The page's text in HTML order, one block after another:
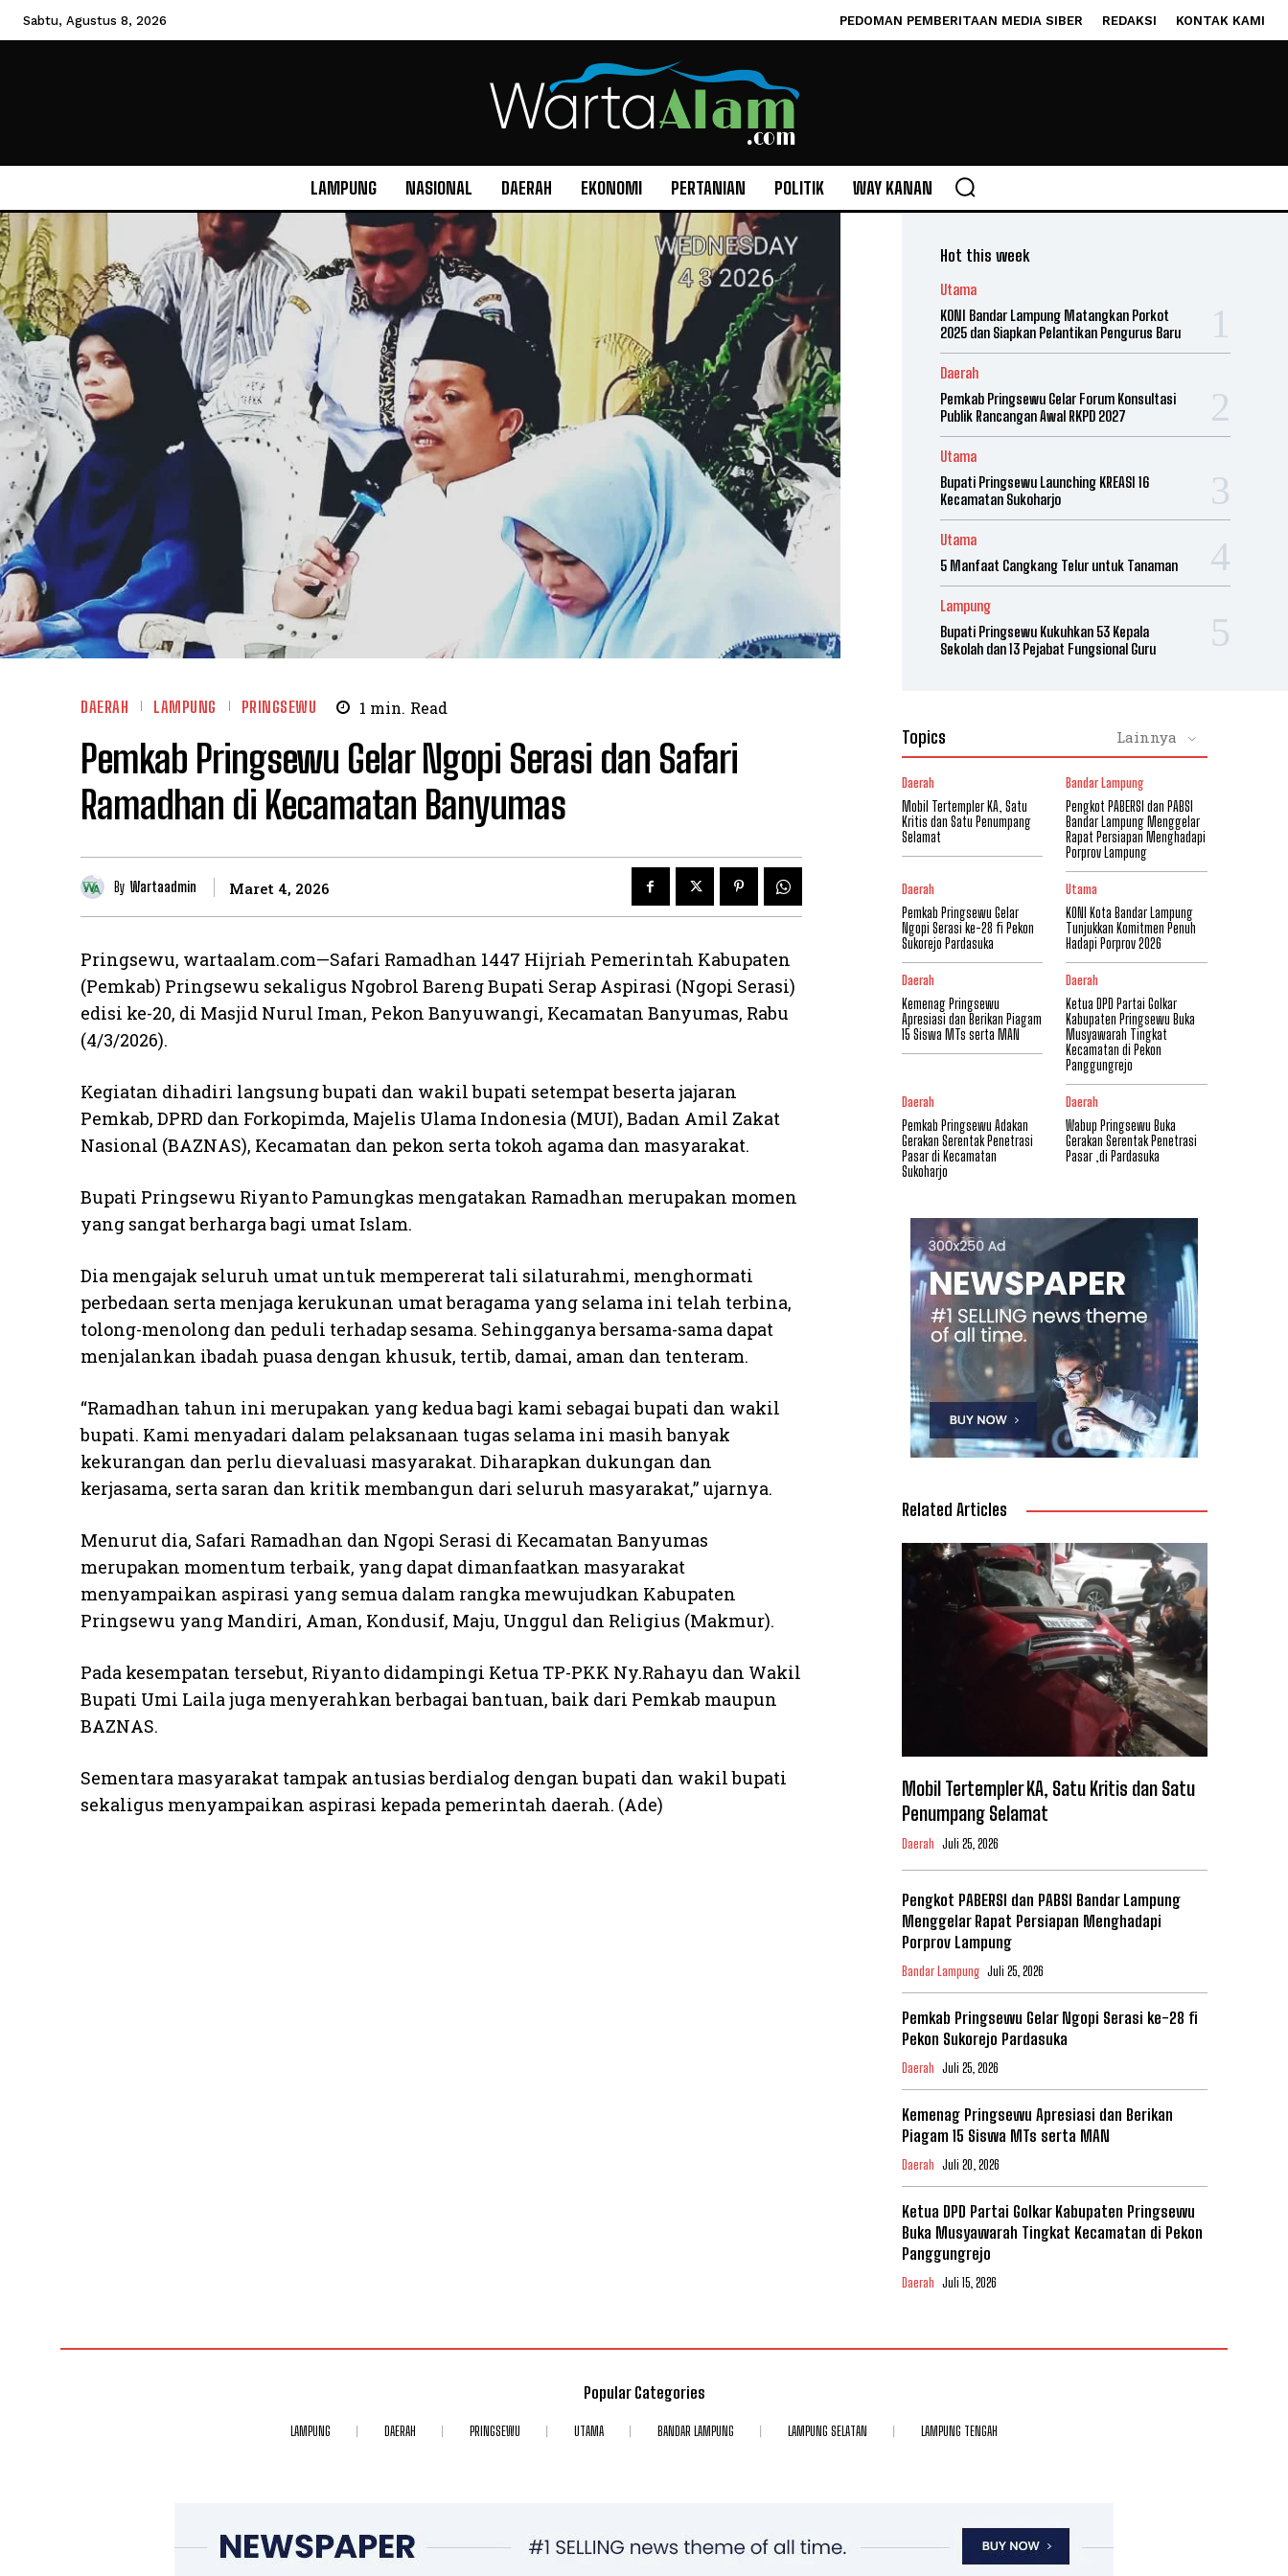
Sabtu, Agustus 8, 2026 PEDOMAN PEMBERITAAN MEDIA SIBER REDAKSI KONTAK KAMI
LAMPUNG NASIONAL DAERAH EKONOMI PERTANIAN POLITIK WAY KANAN
DAERAH LAMPUNG PRINGSEWU 1 min. Read
Pemkab Pringsewu Gelar Ngopi Serasi dan Safari
Ramadhan di Kecamatan Banyumas
By Wartaadmin Maret 4, 2026
Pringsewu, wartaalam.com—Safari Ramadhan 1447 Hijriah Pemerintah Kabupaten
(Pemkab) Pringsewu sekaligus Ngobrol Bareng Bupati Serap Aspirasi (Ngopi Serasi)
edisi ke-20, di Masjid Nurul Iman, Pekon Banyuwangi, Kecamatan Banyumas, Rabu
(4/3/2026).
Kegiatan dihadiri langsung bupati dan wakil bupati setempat beserta jajaran
Pemkab, DPRD dan Forkopimda, Majelis Ulama Indonesia (MUI), Badan Amil Zakat
Nasional (BAZNAS), Kecamatan dan pekon serta tokoh agama dan masyarakat.
Bupati Pringsewu Riyanto Pamungkas mengatakan Ramadhan merupakan momen
yang sangat berharga bagi umat Islam.
Dia mengajak seluruh umat untuk mempererat tali silaturahmi, menghormati
perbedaan serta menjaga kerukunan umat beragama yang selama ini telah terbina,
tolong-menolong dan peduli terhadap sesama. Sehingganya bersama-sama dapat
menjalankan ibadah puasa dengan khusuk, tertib, damai, aman dan tenteram.
“Ramadhan tahun ini merupakan yang kedua bagi kami sebagai bupati dan wakil
bupati. Kami menyadari dalam pelaksanaan tugas selama ini masih banyak
kekurangan dan perlu dievaluasi masyarakat. Diharapkan dukungan dan
kerjasama, serta saran dan kritik membangun dari seluruh masyarakat,” ujarnya.
Menurut dia, Safari Ramadhan dan Ngopi Serasi di Kecamatan Banyumas
merupakan momentum terbaik, yang dapat dimanfaatkan masyarakat
menyampaikan aspirasi yang semua dalam rangka mewujudkan Kabupaten
Pringsewu yang Mandiri, Aman, Kondusif, Maju, Unggul dan Religius (Makmur).
Pada kesempatan tersebut, Riyanto didampingi Ketua TP-PKK Ny.Rahayu dan Wakil
Bupati Umi Laila juga menyerahkan berbagai bantuan, baik dari Pemkab maupun
BAZNAS.
Sementara masyarakat tampak antusias berdialog dengan bupati dan wakil bupati
sekaligus menyampaikan aspirasi kepada pemerintah daerah. (Ade)
Hot this week
Utama
KONI Bandar Lampung Matangkan Porkot
2025 dan Siapkan Pelantikan Pengurus Baru
Daerah
Pemkab Pringsewu Gelar Forum Konsultasi
Publik Rancangan Awal RKPD 2027
Utama
Bupati Pringsewu Launching KREASI 16
Kecamatan Sukoharjo
Utama
5 Manfaat Cangkang Telur untuk Tanaman
Lampung
Bupati Pringsewu Kukuhkan 53 Kepala
Sekolah dan 13 Pejabat Fungsional Guru
Topics Lainnya
Daerah
Mobil Tertempler KA, Satu
Kritis dan Satu Penumpang
Selamat
Bandar Lampung
Pengkot PABERSI dan PABSI
Bandar Lampung Menggelar
Rapat Persiapan Menghadapi
Porprov Lampung
Daerah
Pemkab Pringsewu Gelar
Ngopi Serasi ke-28 fi Pekon
Sukorejo Pardasuka
Utama
KONI Kota Bandar Lampung
Tunjukkan Komitmen Penuh
Hadapi Porprov 2026
Daerah
Kemenag Pringsewu
Apresiasi dan Berikan Piagam
15 Siswa MTs serta MAN
Daerah
Ketua DPD Partai Golkar
Kabupaten Pringsewu Buka
Musyawarah Tingkat
Kecamatan di Pekon
Panggungrejo
Daerah
Pemkab Pringsewu Adakan
Gerakan Serentak Penetrasi
Pasar di Kecamatan
Sukoharjo
Daerah
Wabup Pringsewu Buka
Gerakan Serentak Penetrasi
Pasar ,di Pardasuka
Related Articles
Mobil Tertempler KA, Satu Kritis dan Satu
Penumpang Selamat
Daerah Juli 25, 2026
Pengkot PABERSI dan PABSI Bandar Lampung
Menggelar Rapat Persiapan Menghadapi
Porprov Lampung
Bandar Lampung Juli 25, 2026
Pemkab Pringsewu Gelar Ngopi Serasi ke-28 fi
Pekon Sukorejo Pardasuka
Daerah Juli 25, 2026
Kemenag Pringsewu Apresiasi dan Berikan
Piagam 15 Siswa MTs serta MAN
Daerah Juli 20, 2026
Ketua DPD Partai Golkar Kabupaten Pringsewu
Buka Musyawarah Tingkat Kecamatan di Pekon
Panggungrejo
Daerah Juli 15, 2026
Popular Categories
LAMPUNG DAERAH PRINGSEWU UTAMA BANDAR LAMPUNG LAMPUNG SELATAN LAMPUNG TENGAH